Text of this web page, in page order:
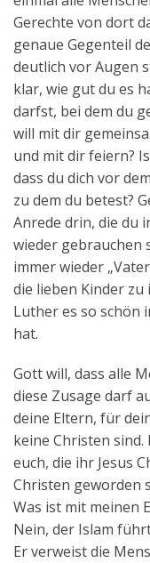
Gerechte von dort
genaue Gegenteil
deutlich vor Augen
klar, wie gut du es
darfst, bei dem du
will mit dir
und mit dir feiern?
dass du dich vor
zu dem du betest?
Anrede drin, die du
wieder gebrauchen
immer wieder
die lieben Kinder
Luther es so schön
hat.
Gott will, dass alle
diese Zusage darf
deine Eltern, für
keine Christen sind.
euch, die ihr Jesus
Christen geworden
Was ist mit meinen
Nein, der Islam
Er verweist die